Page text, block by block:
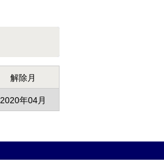
解除月
2020年04月